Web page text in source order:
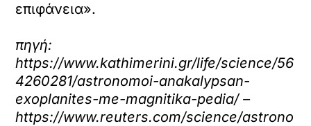
επιφάνεια».
πηγή:
https://www.kathimerini.gr/life/science/56
4260281/astronomoi-anakalypsan-
exoplanites-me-magnitika-pedia/ –
https://www.reuters.com/science/astrono